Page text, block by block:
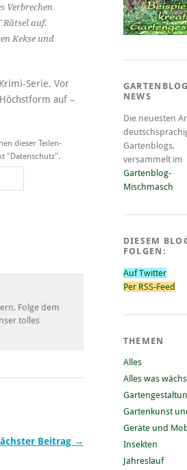
Verbrechen
Rätsel auf.
Kekse und
Serie. Vor
auf –
dieser Teilen-
"Datenschutz".
Folge dem
tolles
Beitrag →
NEWS
Die neuesten
Gartenblogs,
versammelt im
Gartenblog-
Mischmasch
DIESEM
FOLGEN:
Auf Twitter
Per RSS-Feed
THEMEN
Alles
Alles was
Gartenkunst
Geräte und
Insekten
Jahreslauf